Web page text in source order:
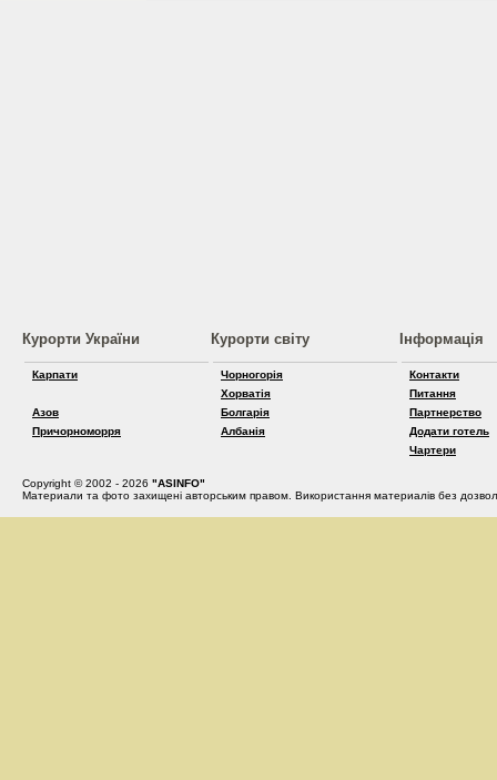
Курорти України
Карпати
Азов
Причорноморря
Курорти світу
Чорногорія
Хорватія
Болгарія
Албанія
Інформація
Контакти
Питання
Партнерство
Додати готель
Чартери
Copyright © 2002 - 2026 "ASINFO"
Материали та фото захищені авторським правом. Використання материалів без